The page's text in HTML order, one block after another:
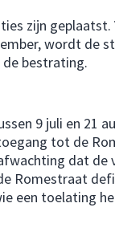
zijn
wordt de
bestrating.
9 juli en 21
tot de
dat de
Romestraat
een toelating